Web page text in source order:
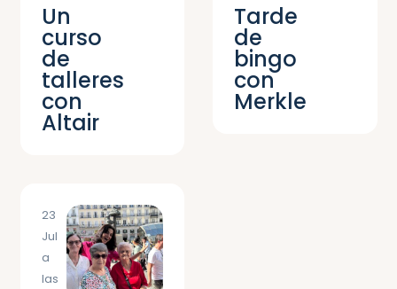
Un
curso
de
talleres
con
Altair
Tarde
de
bingo
con
Merkle
23
Jul
a
las